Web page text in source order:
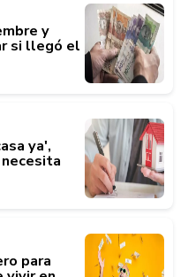
y
si llegó el
ya',
para